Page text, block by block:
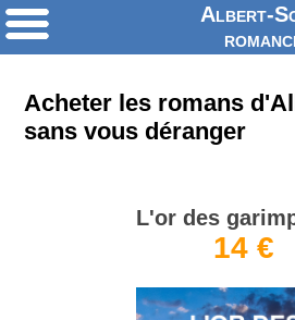
Albert-
Acheter les romans
sans vous déranger
L'or des
14 €